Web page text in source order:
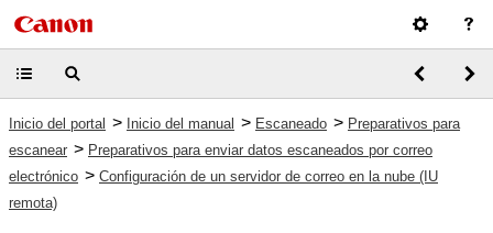
Inicio del portal > Inicio del manual > Escaneado > Preparativos para
escanear > Preparativos para enviar datos escaneados por correo
electrónico > Configuración de un servidor de correo en la nube (IU
remota)